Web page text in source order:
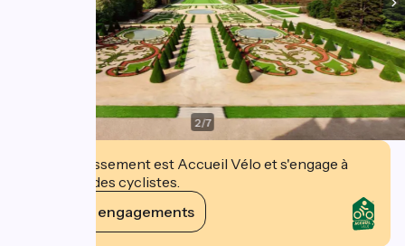
2/7
Cet établissement est Accueil Vélo et s'engage à
accueillir des cyclistes.
Voir ses engagements